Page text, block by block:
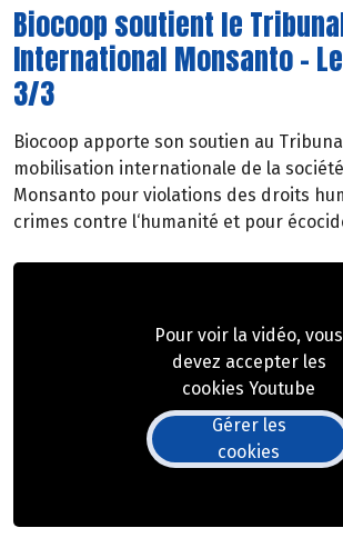
Biocoop soutient le
International Monsanto -
3/3
Biocoop apporte son soutien au
mobilisation internationale de la
Monsanto pour violations des droits
crimes contre l‘humanité et pour
Pour voir la vidéo, vous
devez accepter les
cookies Youtube
Gérer les
cookies